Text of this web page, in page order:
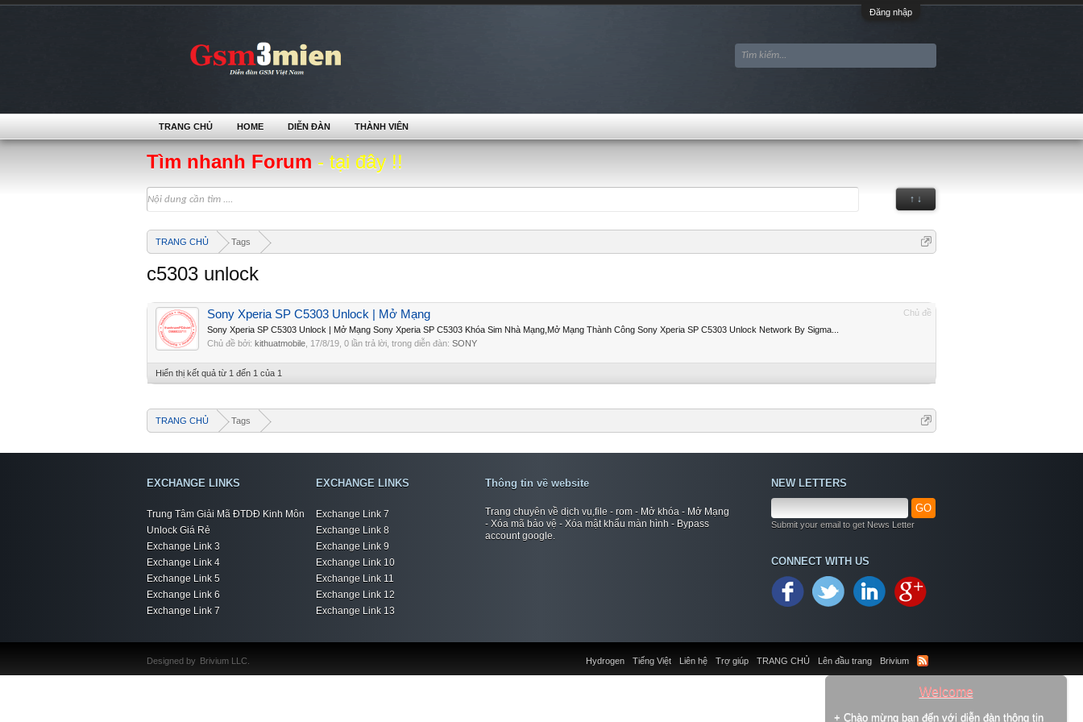
Đăng nhập
Tìm nhanh Forum - tại đây !!
↑ ↓
TRANG CHỦ Tags
Welcome
+ Chào mừng bạn đến với diễn đàn thông tin
c5303 unlock
Chủ đề
Sony Xperia SP C5303 Unlock | Mở Mạng
Sony Xperia SP C5303 Unlock | Mở Mạng Sony Xperia SP C5303 Khóa Sim Nhà Mạng,Mở Mạng Thành Công Sony Xperia SP C5303 Unlock Network By Sigma...
Chủ đề bởi: kithuatmobile 17/8/19 , 0 lần trả lời, trong diễn đàn: SONY
Hiển thị kết quả từ 1 đến 1 của 1
TRANG CHỦ Tags
TRANG CHỦ HOME DIỄN ĐÀN THÀNH VIÊN
EXCHANGE LINKS
Trung Tâm Giải Mã ĐTDĐ Kinh Môn
Unlock Giá Rẻ
Exchange Link 3
Exchange Link 4
Exchange Link 5
Exchange Link 6
Exchange Link 7
EXCHANGE LINKS
Exchange Link 7
Exchange Link 8
Exchange Link 9
Exchange Link 10
Exchange Link 11
Exchange Link 12
Exchange Link 13
Thông tin về website
Trang chuyên về dịch vụ,file - rom - Mở khóa - Mở Mạng
- Xóa mã bảo vệ - Xóa mật khẩu màn hình - Bypass
account google.
NEW LETTERS
GO
Submit your email to get News Letter
CONNECT WITH US
Liên hệ Trợ giúp TRANG CHỦ Lên đầu trang Brivium
Hydrogen Tiếng Việt
Designed by Brivium LLC.